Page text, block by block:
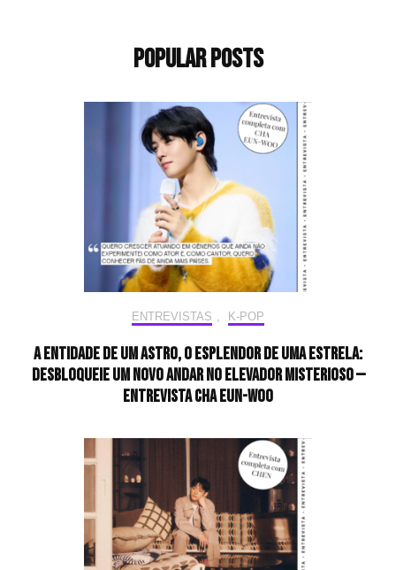
Popular Posts
ENTREVISTAS , K-POP
A entidade de um astro, o esplendor de uma estrela:
desbloqueie um novo andar no elevador misterioso —
Entrevista CHA EUN-WOO